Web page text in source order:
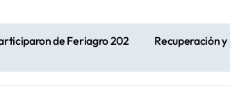
de Feriagro 202
Recuperación